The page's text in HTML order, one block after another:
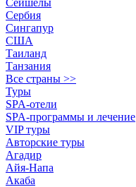
Сейшелы
Сербия
Сингапур
США
Таиланд
Танзания
Все страны >>
Туры
SPA-отели
SPA-программы и лечение
VIP туры
Авторские туры
Агадир
Айя-Напа
Акаба